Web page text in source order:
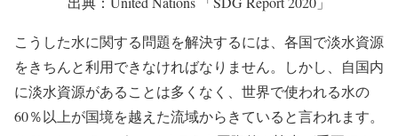
こうした水に関する問題を解決するには、各国で淡水資源
をきちんと利用できなければなりません。しかし、自国内
に淡水資源があることは多くなく、世界で使われる水の
60％以上が国境を越えた流域からきていると言われます。